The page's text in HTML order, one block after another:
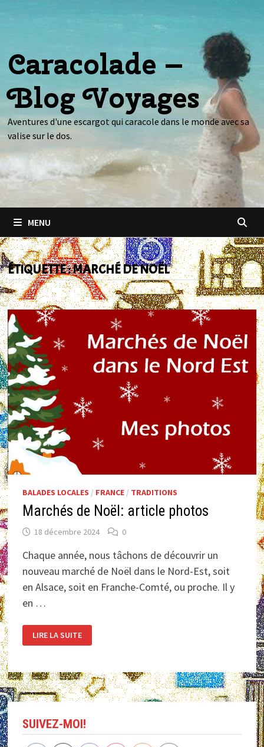
Caracolade –
Blog Voyages
Aventures d'une escargot qui caracole dans le monde avec sa
valise sur le dos.
MENU
ÉTIQUETTE :MARCHÉ DE NOËL
BALADES LOCALES / FRANCE / TRADITIONS
Marchés de Noël: article photos
18 décembre 2024 0
Chaque année, nous tâchons de découvrir un
nouveau marché de Noël dans le Nord-Est, soit
en Alsace, soit en Franche-Comté, ou proche. Il y
en …
MARCHÉS
DE
NOËL:
LIRE LA SUITE
SUIVEZ-MOI!